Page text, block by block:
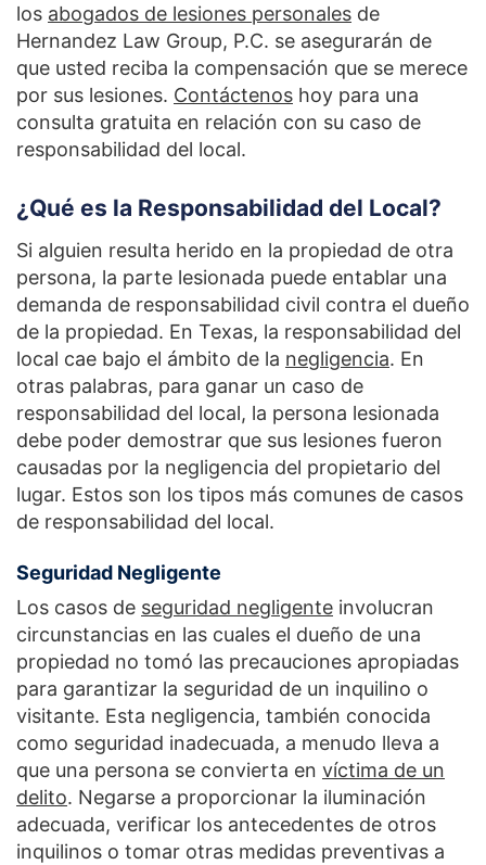
los abogados de lesiones personales de
Hernandez Law Group, P.C. se asegurarán de
que usted reciba la compensación que se merece
por sus lesiones. Contáctenos hoy para una
consulta gratuita en relación con su caso de
responsabilidad del local.
¿Qué es la Responsabilidad del Local?
Si alguien resulta herido en la propiedad de otra
persona, la parte lesionada puede entablar una
demanda de responsabilidad civil contra el dueño
de la propiedad. En Texas, la responsabilidad del
local cae bajo el ámbito de la negligencia. En
otras palabras, para ganar un caso de
responsabilidad del local, la persona lesionada
debe poder demostrar que sus lesiones fueron
causadas por la negligencia del propietario del
lugar. Estos son los tipos más comunes de casos
de responsabilidad del local.
Seguridad Negligente
Los casos de seguridad negligente involucran
circunstancias en las cuales el dueño de una
propiedad no tomó las precauciones apropiadas
para garantizar la seguridad de un inquilino o
visitante. Esta negligencia, también conocida
como seguridad inadecuada, a menudo lleva a
que una persona se convierta en víctima de un
delito. Negarse a proporcionar la iluminación
adecuada, verificar los antecedentes de otros
inquilinos o tomar otras medidas preventivas a